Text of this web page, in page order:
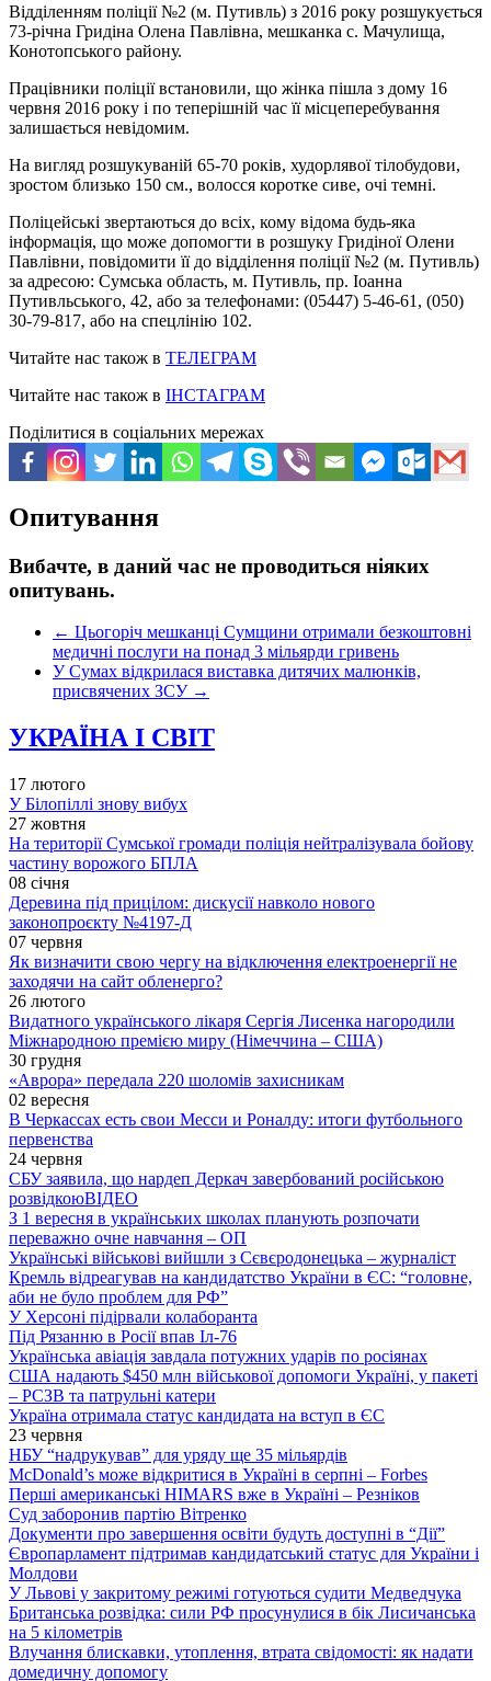
Відділенням поліції №2 (м. Путивль) з 2016 року розшукується
73-річна Гридіна Олена Павлівна, мешканка с. Мачулища,
Конотопського району.
Працівники поліції встановили, що жінка пішла з дому 16
червня 2016 року і по теперішній час її місцеперебування
залишається невідомим.
На вигляд розшукуваній 65-70 років, худорлявої тілобудови,
зростом близько 150 см., волосся коротке сиве, очі темні.
Поліцейські звертаються до всіх, кому відома будь-яка
інформація, що може допомогти в розшуку Гридіної Олени
Павлівни, повідомити її до відділення поліції №2 (м. Путивль)
за адресою: Сумська область, м. Путивль, пр. Іоанна
Путивльського, 42, або за телефонами: (05447) 5-46-61, (050)
30-79-817, або на спецлінію 102.
Читайте нас також в ТЕЛЕГРАМ
Читайте нас також в ІНСТАГРАМ
Поділитися в соціальних мережах
Опитування
Вибачте, в даний час не проводиться ніяких
опитувань.
← Цьогоріч мешканці Сумщини отримали безкоштовні
медичні послуги на понад 3 мільярди гривень
У Сумах відкрилася виставка дитячих малюнків,
присвячених ЗСУ →
УКРАЇНА І СВІТ
17 лютого
У Білопіллі знову вибух
27 жовтня
На території Сумської громади поліція нейтралізувала бойову
частину ворожого БПЛА
08 січня
Деревина під прицілом: дискусії навколо нового
законопроєкту №4197-Д
07 червня
Як визначити свою чергу на відключення електроенергії не
заходячи на сайт обленерго?
26 лютого
Видатного українського лікаря Сергія Лисенка нагородили
Міжнародною премією миру (Німеччина – США)
30 грудня
«Аврора» передала 220 шоломів захисникам
02 вересня
В Черкассах есть свои Месси и Роналду: итоги футбольного
первенства
24 червня
СБУ заявила, що нардеп Деркач завербований російською
розвідкоюВІДЕО
З 1 вересня в українських школах планують розпочати
переважно очне навчання – ОП
Українські військові вийшли з Сєвєродонецька – журналіст
Кремль відреагував на кандидатство України в ЄС: “головне,
аби не було проблем для РФ”
У Херсоні підірвали колаборанта
Під Рязанню в Росії впав Іл-76
Українська авіація завдала потужних ударів по росіянах
США надають $450 млн військової допомоги Україні, у пакеті
– РСЗВ та патрульні катери
Україна отримала статус кандидата на вступ в ЄС
23 червня
НБУ “надрукував” для уряду ще 35 мільярдів
McDonald’s може відкритися в Україні в серпні – Forbes
Перші американські HIMARS вже в Україні – Резніков
Суд заборонив партію Вітренко
Документи про завершення освіти будуть доступні в “Дії”
Європарламент підтримав кандидатський статус для України і
Молдови
У Львові у закритому режимі готуються судити Медведчука
Британська розвідка: сили РФ просунулися в бік Лисичанська
на 5 кілометрів
Влучання блискавки, утоплення, втрата свідомості: як надати
домедичну допомогу